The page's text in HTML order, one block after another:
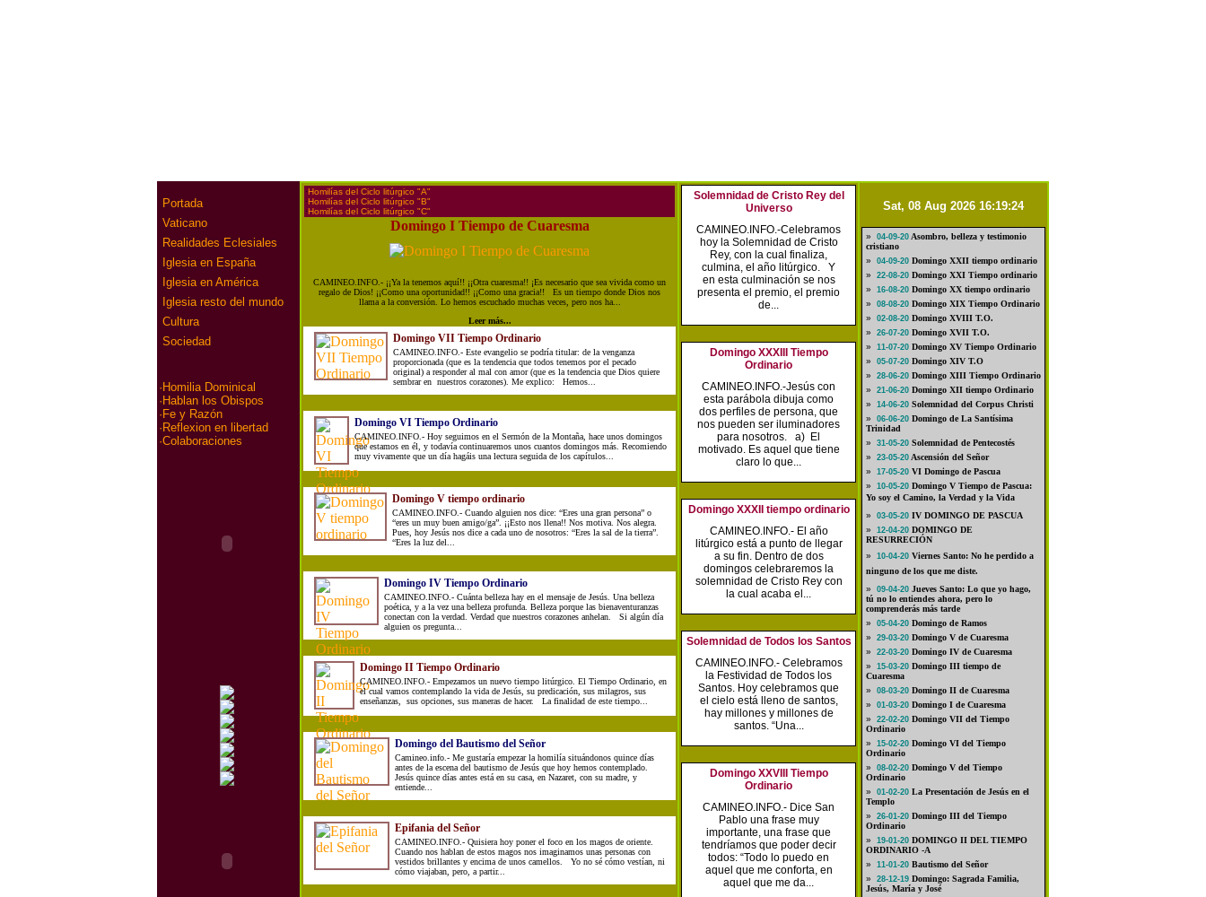
Portada
Vaticano
Realidades Eclesiales
Iglesia en España
Iglesia en América
Iglesia resto del mundo
Cultura
Sociedad
· Homilia Dominical
· Hablan los Obispos
· Fe y Razón
· Reflexion en libertad
·Colaboraciones
·Homilías del Ciclo litúrgico "A"
·Homilías del Ciclo litúrgico "B"
·Homilías del Ciclo litúrgico "C"
Domingo I Tiempo de Cuaresma
CAMINEO.INFO.- ¡¡Ya la tenemos aquí!! ¡¡Otra cuaresma!! ¡Es necesario que sea vivida como un
regalo de Dios! ¡¡Como una oportunidad!! ¡¡Como una gracia!! Es un tiempo donde Dios nos
llama a la conversión. Lo hemos escuchado muchas veces, pero nos ha...
Leer más...
Domingo VII Tiempo Ordinario
CAMINEO.INFO.- Este evangelio se podría titular: de la venganza
proporcionada (que es la tendencia que todos tenemos por el pecado
original) a responder al mal con amor (que es la tendencia que Dios quiere
sembrar en nuestros corazones). Me explico: Hemos...
Domingo VI Tiempo Ordinario
CAMINEO.INFO.- Hoy seguimos en el Sermón de la Montaña, hace unos domingos
que estamos en él, y todavía continuaremos unos cuantos domingos más. Recomiendo
muy vivamente que un día hagáis una lectura seguida de los capítulos...
Domingo V tiempo ordinario
CAMINEO.INFO.- Cuando alguien nos dice: “Eres una gran persona” o
“eres un muy buen amigo/ga”. ¡¡Esto nos llena!! Nos motiva. Nos alegra.
Pues, hoy Jesús nos dice a cada uno de nosotros: “Eres la sal de la tierra”.
“Eres la luz del...
Domingo IV Tiempo Ordinario
CAMINEO.INFO.- Cuánta belleza hay en el mensaje de Jesús. Una belleza
poética, y a la vez una belleza profunda. Belleza porque las bienaventuranzas
conectan con la verdad. Verdad que nuestros corazones anhelan. Si algún día
alguien os pregunta...
Domingo II Tiempo Ordinario
CAMINEO.INFO.- Empezamos un nuevo tiempo litúrgico. El Tiempo Ordinario, en
el cual vamos contemplando la vida de Jesús, su predicación, sus milagros, sus
enseñanzas, sus opciones, sus maneras de hacer. La finalidad de este tiempo...
Domingo del Bautismo del Señor
Camineo.info.- Me gustaría empezar la homilía situándonos quince días
antes de la escena del bautismo de Jesús que hoy hemos contemplado.
Jesús quince días antes está en su casa, en Nazaret, con su madre, y
entiende...
Epifania del Señor
CAMINEO.INFO.- Quisiera hoy poner el foco en los magos de oriente.
Cuando nos hablan de estos magos nos imaginamos unas personas con
vestidos brillantes y encima de unos camellos. Yo no sé cómo vestían, ni
cómo viajaban, pero, a partir...
Solemnidad de Cristo Rey del
Universo
CAMINEO.INFO.-Celebramos
hoy la Solemnidad de Cristo
Rey, con la cual finaliza,
culmina, el año litúrgico. Y
en esta culminación se nos
presenta el premio, el premio
de...
Domingo XXXIII Tiempo
Ordinario
CAMINEO.INFO.-Jesús con
esta parábola dibuja como
dos perfiles de persona, que
nos pueden ser iluminadores
para nosotros. a) El
motivado. Es aquel que tiene
claro lo que...
Domingo XXXII tiempo ordinario
CAMINEO.INFO.- El año
litúrgico está a punto de llegar
a su fin. Dentro de dos
domingos celebraremos la
solemnidad de Cristo Rey con
la cual acaba el...
Solemnidad de Todos los Santos
CAMINEO.INFO.- Celebramos
la Festividad de Todos los
Santos. Hoy celebramos que
el cielo está lleno de santos,
hay millones y millones de
santos. “Una...
Domingo XXVIII Tiempo
Ordinario
CAMINEO.INFO.- Dice San
Pablo una frase muy
importante, una frase que
tendríamos que poder decir
todos: “Todo lo puedo en
aquel que me conforta, en
aquel que me da...
Sat, 08 Aug 2026 16:19:24
» 04-09-20 Asombro, belleza y testimonio
cristiano
»
04-09-20 Domingo XXII tiempo ordinario
»
22-08-20 Domingo XXI Tiempo ordinario
»
16-08-20 Domingo XX tiempo ordinario
»
08-08-20 Domingo XIX Tiempo Ordinario
»
02-08-20 Domingo XVIII T.O.
»
26-07-20 Domingo XVII T.O.
»
11-07-20 Domingo XV Tiempo Ordinario
»
05-07-20 Domingo XIV T.O
»
28-06-20 Domingo XIII Tiempo Ordinario
»
21-06-20 Domingo XII tiempo Ordinario
»
14-06-20 Solemnidad del Corpus Christi
»
06-06-20 Domingo de La Santísima
Trinidad
»
31-05-20 Solemnidad de Pentecostés
»
23-05-20 Ascensión del Señor
»
17-05-20 VI Domingo de Pascua
»
10-05-20 Domingo V Tiempo de Pascua:
Yo soy el Camino, la Verdad y la Vida
»
03-05-20 IV DOMINGO DE PASCUA
»
12-04-20 DOMINGO DE
RESURRECIÓN
»
10-04-20 Viernes Santo: No he perdido a
ninguno de los que me diste.
»
09-04-20 Jueves Santo: Lo que yo hago,
tú no lo entiendes ahora, pero lo
comprenderás más tarde
»
05-04-20 Domingo de Ramos
»
29-03-20 Domingo V de Cuaresma
»
22-03-20 Domingo IV de Cuaresma
»
15-03-20 Domingo III tiempo de
Cuaresma
»
08-03-20 Domingo II de Cuaresma
»
01-03-20 Domingo I de Cuaresma
»
22-02-20 Domingo VII del Tiempo
Ordinario
»
15-02-20 Domingo VI del Tiempo
Ordinario
»
08-02-20 Domingo V del Tiempo
Ordinario
»
01-02-20 La Presentación de Jesús en el
Templo
»
26-01-20 Domingo III del Tiempo
Ordinario
»
19-01-20 DOMINGO II DEL TIEMPO
ORDINARIO -A
»
11-01-20 Bautismo del Señor
»
28-12-19 Domingo: Sagrada Familia,
Jesús, María y José